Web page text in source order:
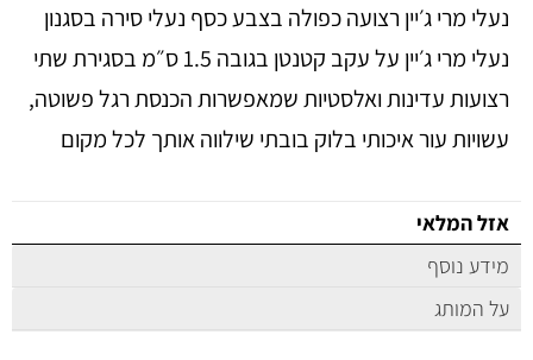
נעלי מרי ג׳יין רצועה כפולה בצבע כסף נעלי סירה בסגנון
נעלי מרי ג׳יין על עקב קטנטן בגובה 1.5 ס״מ בסגירת שתי
רצועות עדינות ואלסטיות שמאפשרות הכנסת רגל פשוטה,
עשויות עור איכותי בלוק בובתי שילווה אותך לכל מקום
אזל המלאי
מידע נוסף
על המותג